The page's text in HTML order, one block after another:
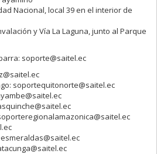
Nacional, local 39 en el interior de
y Vía La Laguna, junto al Parque
soporte@saitel.ec
soportequitonorte@saitel.ec